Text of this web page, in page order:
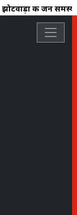
झोटवाड़ा की जन